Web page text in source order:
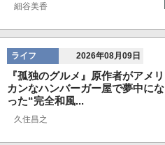
細谷美香
ライフ 2026年08月09日
『孤独のグルメ』原作者がアメリ
カンなハンバーガー屋で夢中にな
った“完全和風...
久住昌之